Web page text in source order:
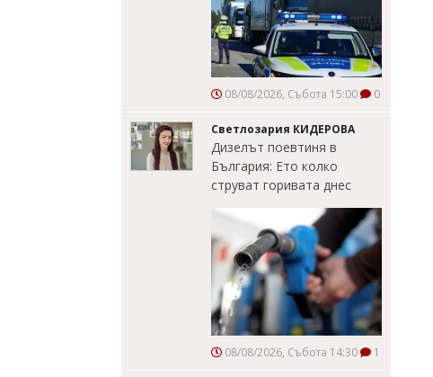
08/08/2026, Събота 15:00 0
Светлозария КИДЕРОВА
Дизелът поевтиня в
България: Ето колко
струват горивата днес
08/08/2026, Събота 14:30 1